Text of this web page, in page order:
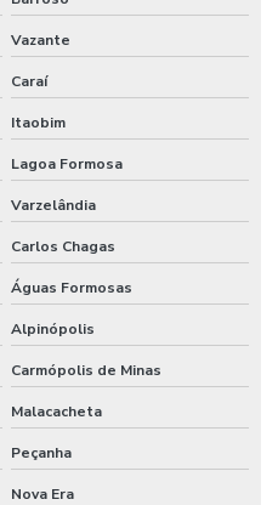
Vazante
Caraí
Itaobim
Lagoa Formosa
Varzelândia
Carlos Chagas
Águas Formosas
Alpinópolis
Carmópolis de Minas
Malacacheta
Peçanha
Nova Era